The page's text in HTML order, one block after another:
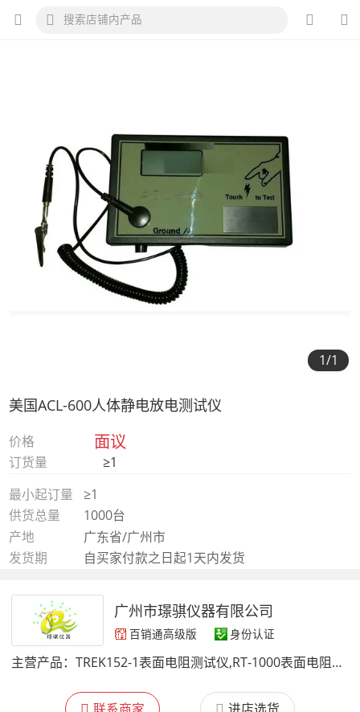
1/1
美国ACL-600人体静电放电测试仪
价格 面议
订货量
≥1
最小起订量
≥1
供货总量
1000台
产地
广东省/广州市
发货期
自买家付款之日起1天内发货
广州市璟骐仪器有限公司
百销通高级版 身份认证
主营产品： TREK152-1表面电阻测试仪,RT-1000表面电阻测试仪,ACL800表面阻抗测试仪,TREK520表面电阻测试仪,防静电测试仪,表面电阻测试仪,仪器仪表,ME-268A离子风机性能测试仪